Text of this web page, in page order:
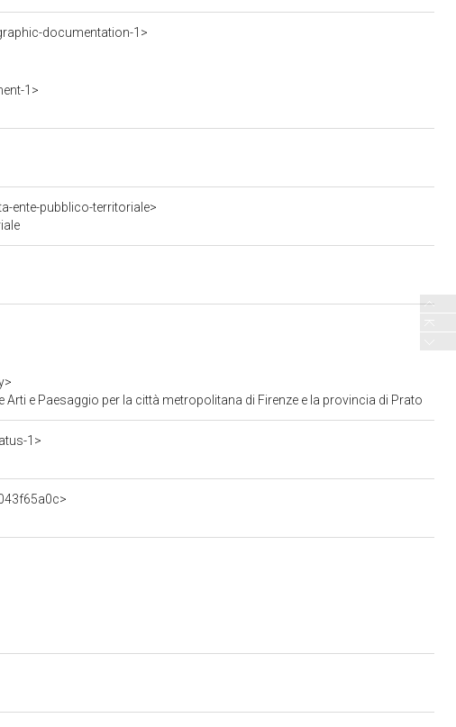
documentation-1>
1>
ente-pubblico-territoriale>
e Paesaggio per la città metropolitana di Firenze e la provincia di Prato
1>